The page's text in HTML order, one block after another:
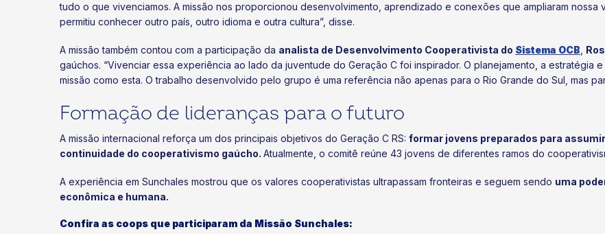
tudo o que vivenciamos. A missão nos proporcionou desenvolvimento, aprendizado e conexões que ampliaram nossa
permitiu conhecer outro país, outro idioma e outra cultura”, disse.
A missão também contou com a participação da analista de Desenvolvimento Cooperativista do Sistema OCB,
gaúchos. “Vivenciar essa experiência ao lado da juventude do Geração C foi inspirador. O planejamento, a estratégia
missão como esta. O trabalho desenvolvido pelo grupo é uma referência não apenas para o Rio Grande do Sul, mas
Formação de lideranças para o futuro
A missão internacional reforça um dos principais objetivos do Geração C RS: formar jovens preparados para
continuidade do cooperativismo gaúcho. Atualmente, o comitê reúne 43 jovens de diferentes ramos do
A experiência em Sunchales mostrou que os valores cooperativistas ultrapassam fronteiras e seguem sendo uma
econômica e humana.
Confira as coops que participaram da Missão Sunchales: